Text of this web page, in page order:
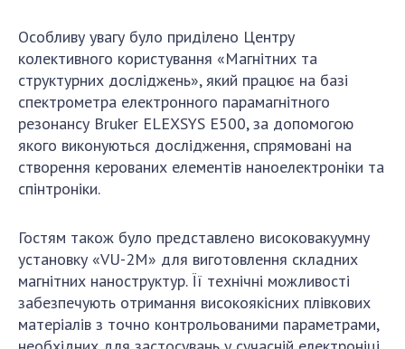
Особливу увагу було приділено Центру
колективного користування «Магнітних та
структурних досліджень», який працює на базі
спектрометра електронного парамагнітного
резонансу Bruker ELEXSYS E500, за допомогою
якого виконуються дослідження, спрямовані на
створення керованих елементів наноелектроніки та
спінтроніки.
Гостям також було представлено високовакуумну
установку «VU-2M» для виготовлення складних
магнітних наноструктур. Її технічні можливості
забезпечують отримання високоякісних плівкових
матеріалів з точно контрольованими параметрами,